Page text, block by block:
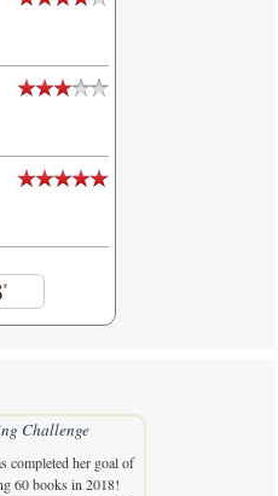
Challenge
completed her goal of
60 books in 2018!